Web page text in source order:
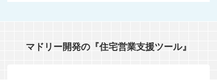
マドリー開発の『住宅営業支援ツール』